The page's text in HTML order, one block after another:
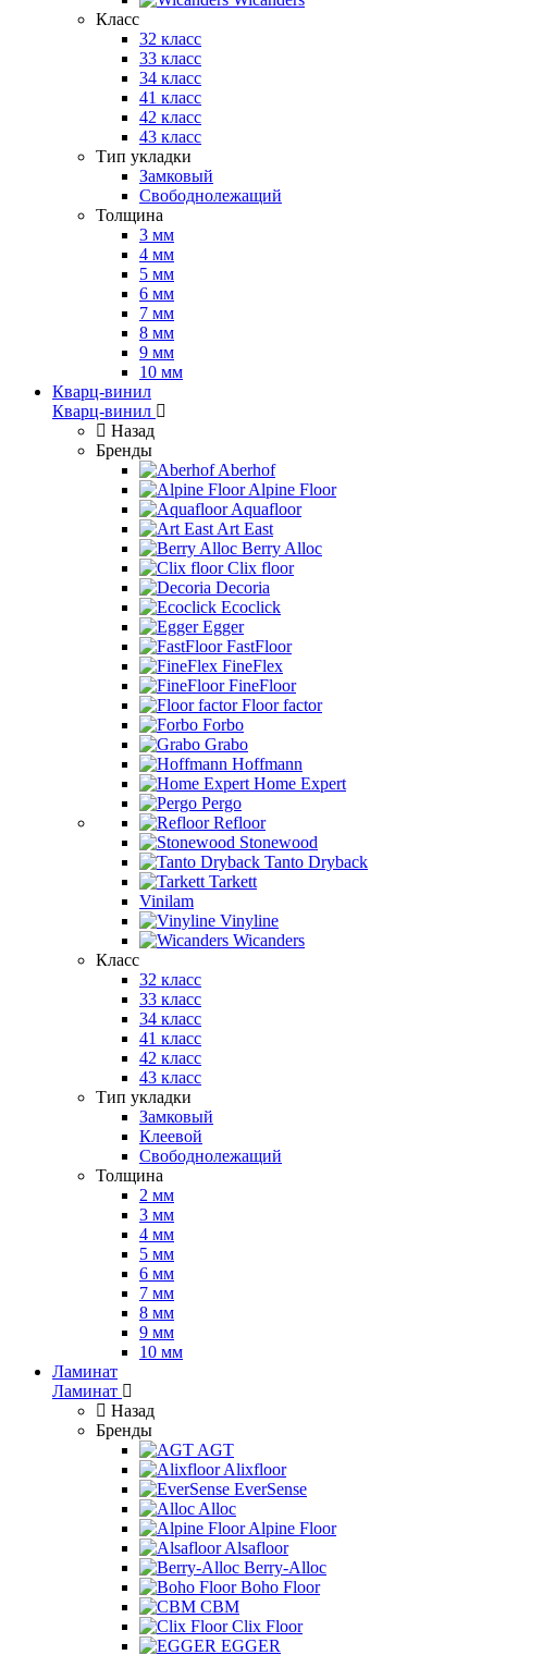
Класс
32 класс
33 класс
34 класс
41 класс
42 класс
43 класс
Тип укладки
Замковый
Свободнолежащий
Толщина
3 мм
4 мм
5 мм
6 мм
7 мм
8 мм
9 мм
10 мм
Кварц-винил
Кварц-винил
Назад
Бренды
Aberhof
Alpine Floor
Aquafloor
Art East
Berry Alloc
Clix floor
Decoria
Ecoclick
Egger
FastFloor
FineFlex
FineFloor
Floor factor
Forbo
Grabo
Hoffmann
Home Expert
Pergo
Refloor
Stonewood
Tanto Dryback
Tarkett
Vinilam
Vinyline
Wicanders
Класс
32 класс
33 класс
34 класс
41 класс
42 класс
43 класс
Тип укладки
Замковый
Клеевой
Свободнолежащий
Толщина
2 мм
3 мм
4 мм
5 мм
6 мм
7 мм
8 мм
9 мм
10 мм
Ламинат
Ламинат
Назад
Бренды
AGT
Alixfloor
EverSense
Alloc
Alpine Floor
Alsafloor
Berry-Alloc
Boho Floor
CBM
Clix Floor
EGGER